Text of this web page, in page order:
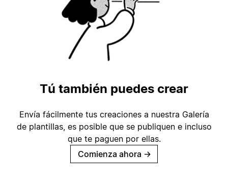
Tú también puedes crear
Envía fácilmente tus creaciones a nuestra Galería
de plantillas, es posible que se publiquen e incluso
que te paguen por ellas.
Comienza ahora →